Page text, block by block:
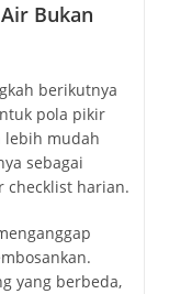
Air Bukan
berikutnya
pola pikir
lebih mudah
sebagai
checklist harian.
yang berbeda,